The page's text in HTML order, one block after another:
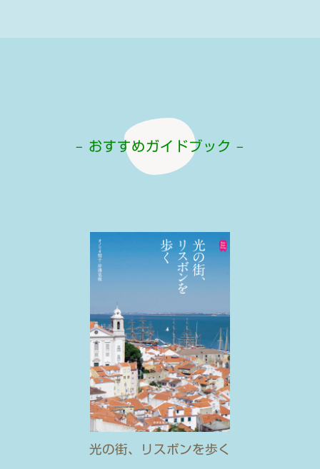
– おすすめガイドブック –
光の街、リスボンを歩く